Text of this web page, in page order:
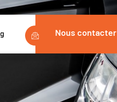
Nous contacter